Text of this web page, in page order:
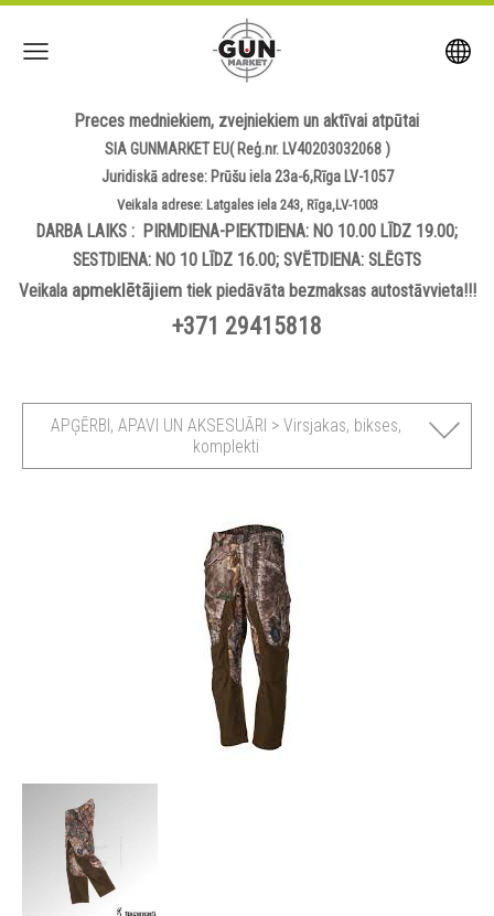
Preces medniekiem, zvejniekiem un aktīvai atpūtai
SIA GUNMARKET EU( Reģ.nr. LV40203032068 )
Juridiskā adrese: Prūšu iela 23a-6,Rīga LV-1057
Veikala adrese: Latgales iela 243, Rīga,LV-1003
DARBA LAIKS : PIRMDIENA-PIEKTDIENA: NO 10.00 LĪDZ 19.00;
SESTDIENA: NO 10 LĪDZ 16.00; SVĒTDIENA: SLĒGTS
Veikala apmeklētājiemtiek piedāvāta bezmaksas autostāvvieta!!!
+371 29415818
APĢĒRBI, APAVI UN AKSESUĀRI > Virsjakas, bikses,
komplekti